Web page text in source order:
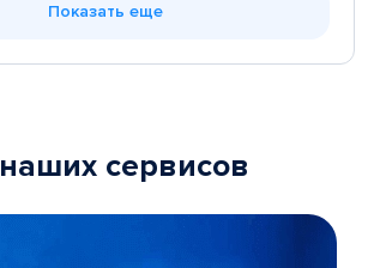
Показать еще
наших сервисов